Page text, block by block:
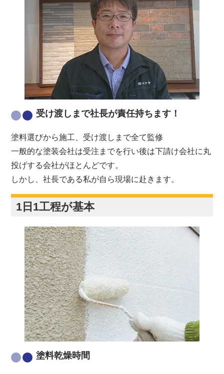
受け渡しまで社長が責任持ちます！
塗料選びから施工、受け渡しまで全て監修
一般的な塗装会社は受注までを行い後は下請け会社に丸
投げする会社がほとんどです。
しかし、社長である私が自ら現場に赴きます。
1日1工程が基本
塗料乾燥時間